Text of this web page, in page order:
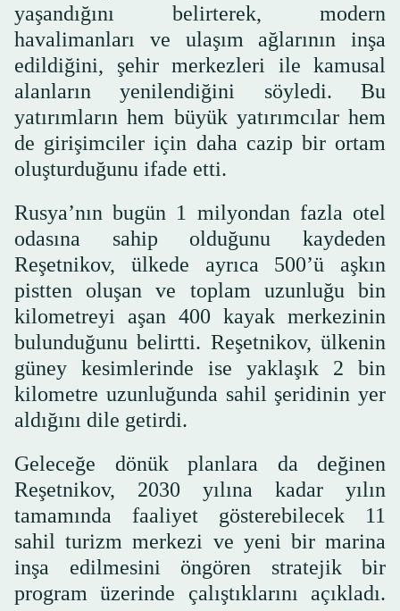
yaşandığını belirterek, modern
havalimanları ve ulaşım ağlarının inşa
edildiğini, şehir merkezleri ile kamusal
alanların yenilendiğini söyledi. Bu
yatırımların hem büyük yatırımcılar hem
de girişimciler için daha cazip bir ortam
oluşturduğunu ifade etti.
Rusya’nın bugün 1 milyondan fazla otel
odasına sahip olduğunu kaydeden
Reşetnikov, ülkede ayrıca 500’ü aşkın
pistten oluşan ve toplam uzunluğu bin
kilometreyi aşan 400 kayak merkezinin
bulunduğunu belirtti. Reşetnikov, ülkenin
güney kesimlerinde ise yaklaşık 2 bin
kilometre uzunluğunda sahil şeridinin yer
aldığını dile getirdi.
Geleceğe dönük planlara da değinen
Reşetnikov, 2030 yılına kadar yılın
tamamında faaliyet gösterebilecek 11
sahil turizm merkezi ve yeni bir marina
inşa edilmesini öngören stratejik bir
program üzerinde çalıştıklarını açıkladı.